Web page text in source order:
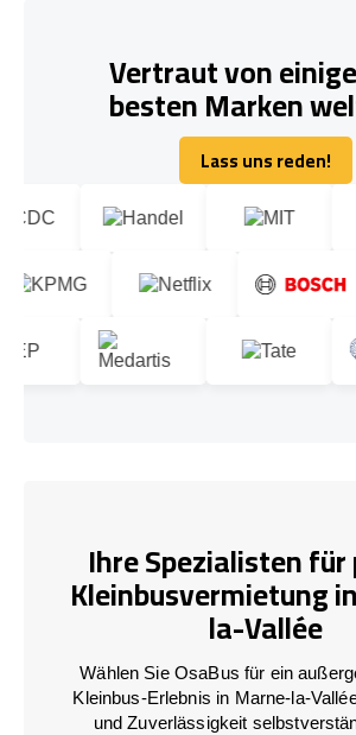
Vertraut von
besten Marken
Lass uns reden!
Lass uns reden!
Ihre Spezialisten
Kleinbusvermietung
la-Vallée
Wählen Sie OsaBus für ein
Kleinbus-Erlebnis in Marne-la-
und Zuverlässigkeit